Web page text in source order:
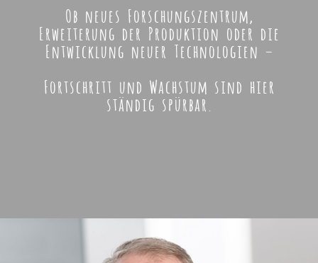
Ob neues Forschungszentrum,
Erweiterung der Produktion oder die
Entwicklung neuer Technologien –
Fortschritt und Wachstum sind hier
ständig spürbar.